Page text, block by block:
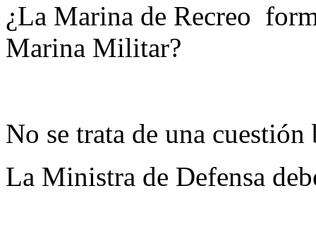
¿La Marina de Recreo
Marina Militar?
No se trata de una cuestión
La Ministra de Defensa